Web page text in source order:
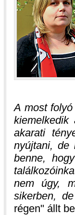
A most
akarati
nyújtani, de
benne,
nem úgy,
sikerben,
régen" állt